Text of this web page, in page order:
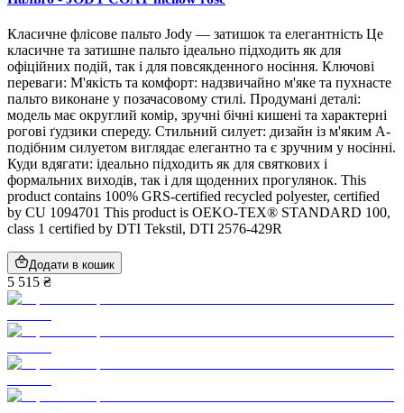
Класичне флісове пальто Jody — затишок та елегантність Це
класичне та затишне пальто ідеально підходить як для
офіційних подій, так і для повсякденного носіння. Ключові
переваги: М'якість та комфорт: надзвичайно м'яке та пухнасте
пальто виконане у позачасовому стилі. Продумані деталі:
модель має округлий комір, зручні бічні кишені та характерні
рогові ґудзики спереду. Стильний силует: дизайн із м'яким А-
подібним силуетом виглядає елегантно та є зручним у носінні.
Куди вдягати: ідеально підходить як для святкових і
формальних виходів, так і для щоденних прогулянок. This
product contains 100% GRS-certified recycled polyester, certified
by CU 1094701 This product is OEKO-TEX® STANDARD 100,
class 1 certified by DTI Tekstil, DTI 2576-429R
Додати в кошик
5 515 ₴